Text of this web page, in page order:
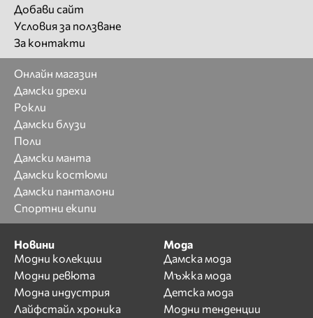
Добави сайт
Условия за ползване
За контакти
Онлайн магазин
Дамски дрехи
Рокли
Дамски блузи
Поли
Дамски манта
Дамски костюми
Дамски панталони
Спортни екипи
Новини
Модни колекции
Модни ревюта
Модна индустрия
Лайфстайл хроника
Мода
Дамска мода
Мъжка мода
Детска мода
Модни тенденции